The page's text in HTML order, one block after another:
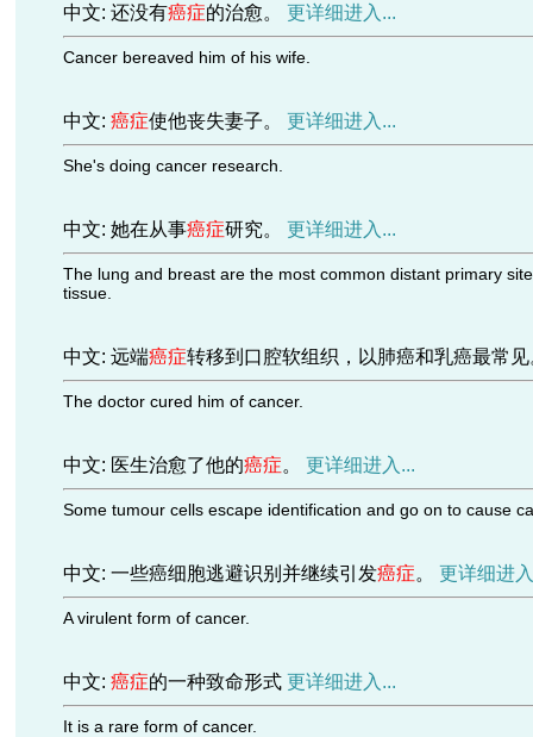
中文: 还没有癌症的治愈。 更详细进入...
Cancer bereaved him of his wife.
中文: 癌症使他丧失妻子。 更详细进入...
She's doing cancer research.
中文: 她在从事癌症研究。 更详细进入...
The lung and breast are the most common distant primary
tissue.
中文: 远端癌症转移到口腔软组织，以肺癌和乳癌最常见
The doctor cured him of cancer.
中文: 医生治愈了他的癌症。 更详细进入...
Some tumour cells escape identification and go on to cause
中文: 一些癌细胞逃避识别并继续引发癌症。 更详细进
A virulent form of cancer.
中文: 癌症的一种致命形式 更详细进入...
It is a rare form of cancer.